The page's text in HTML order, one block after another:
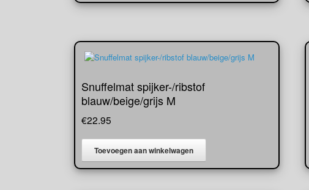
Snuffelmat spijker-/ribstof
blauw/beige/grijs M
€22.95
Toevoegen aan winkelwagen